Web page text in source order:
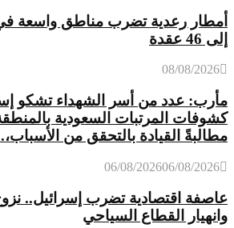
أمطار رعدية تضرب مناطق واسعة
إلى 46 عقدة
08/08/2026
مأرب: عدد من أسر الشهداء تشكو
كشوفات المرتبات السعودية بالمنطقة
مطالبةً القيادة بالتحقق من
06/08/202606/08/2026
عاصفة اقتصادية تضرب إسرائيل..
وانهيار القطاع السياحي